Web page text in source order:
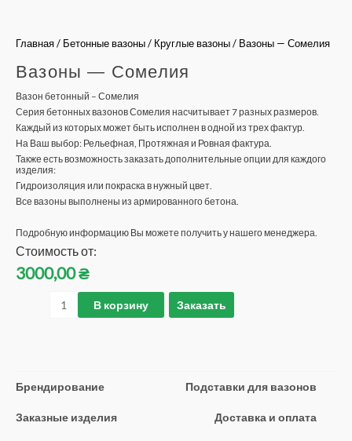
Главная / Бетонные вазоны / Круглые вазоны / Вазоны — Сомелия
Вазоны — Сомелия
Вазон бетонный – Сомелия
Серия бетонных вазонов Сомелия насчитывает 7 разных размеров.
Каждый из которых может быть исполнен в одной из трех фактур.
На Ваш выбор: Рельефная, Протяжная и Ровная фактура.
Также есть возможность заказать дополнительные опции для каждого
изделия:
Гидроизоляция или покраска в нужный цвет.
Все вазоны выполнены из армированного бетона.
Подробную информацию Вы можете получить у нашего менеджера.
Стоимость от:
3000,00₴
В корзину Заказать
Брендирование Подставки для вазонов
Заказные изделия Доставка и оплата